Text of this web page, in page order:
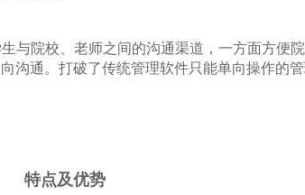
与院校、老师之间的沟通渠道，一方面方便
沟通。打破了传统管理软件只能单向操作的管
特点及优势